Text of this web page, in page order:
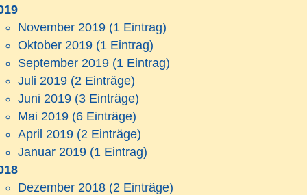
November 2019 (1 Eintrag)
Oktober 2019 (1 Eintrag)
September 2019 (1 Eintrag)
Juli 2019 (2 Einträge)
Juni 2019 (3 Einträge)
Mai 2019 (6 Einträge)
April 2019 (2 Einträge)
Januar 2019 (1 Eintrag)
Dezember 2018 (2 Einträge)